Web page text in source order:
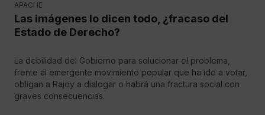
APACHE
Las imágenes lo dicen todo, ¿fracaso del
Estado de Derecho?
La debilidad del Gobierno para solucionar el problema,
frente al emergente movimiento popular que ha ido a votar,
obligan a Rajoy a dialogar o habrá una fractura social con
graves consecuencias.